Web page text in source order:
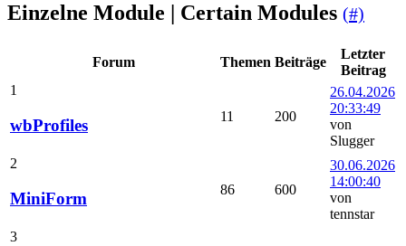
Einzelne Module | Certain Modules (#)
Forum Themen Beiträge
Letzter
Beitrag
1
wbProfiles 11 200
26.04.2026
20:33:49
von
Slugger
2
MiniForm 86 600
30.06.2026
14:00:40
von
tennstar
3